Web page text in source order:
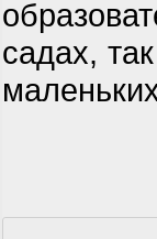
садах,